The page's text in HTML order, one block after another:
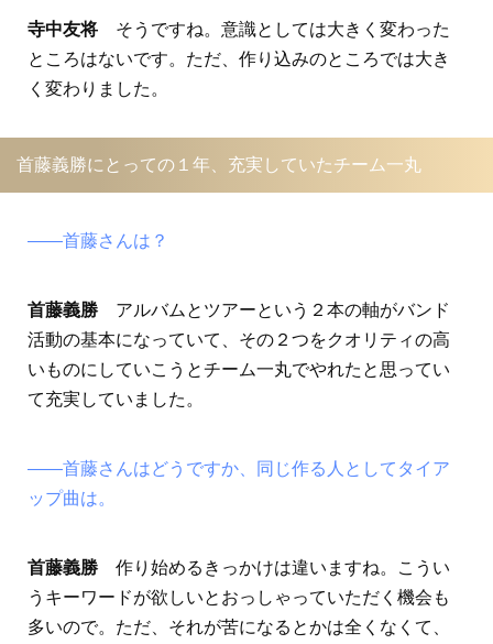
寺中友将 そうですね。意識としては大きく変わった
ところはないです。ただ、作り込みのところでは大き
く変わりました。
首藤義勝にとっての１年、充実していたチーム一丸
――首藤さんは？
首藤義勝 アルバムとツアーという２本の軸がバンド
活動の基本になっていて、その２つをクオリティの高
いものにしていこうとチーム一丸でやれたと思ってい
て充実していました。
――首藤さんはどうですか、同じ作る人としてタイア
ップ曲は。
首藤義勝 作り始めるきっかけは違いますね。こうい
うキーワードが欲しいとおっしゃっていただく機会も
多いので。ただ、それが苦になるとかは全くなくて、